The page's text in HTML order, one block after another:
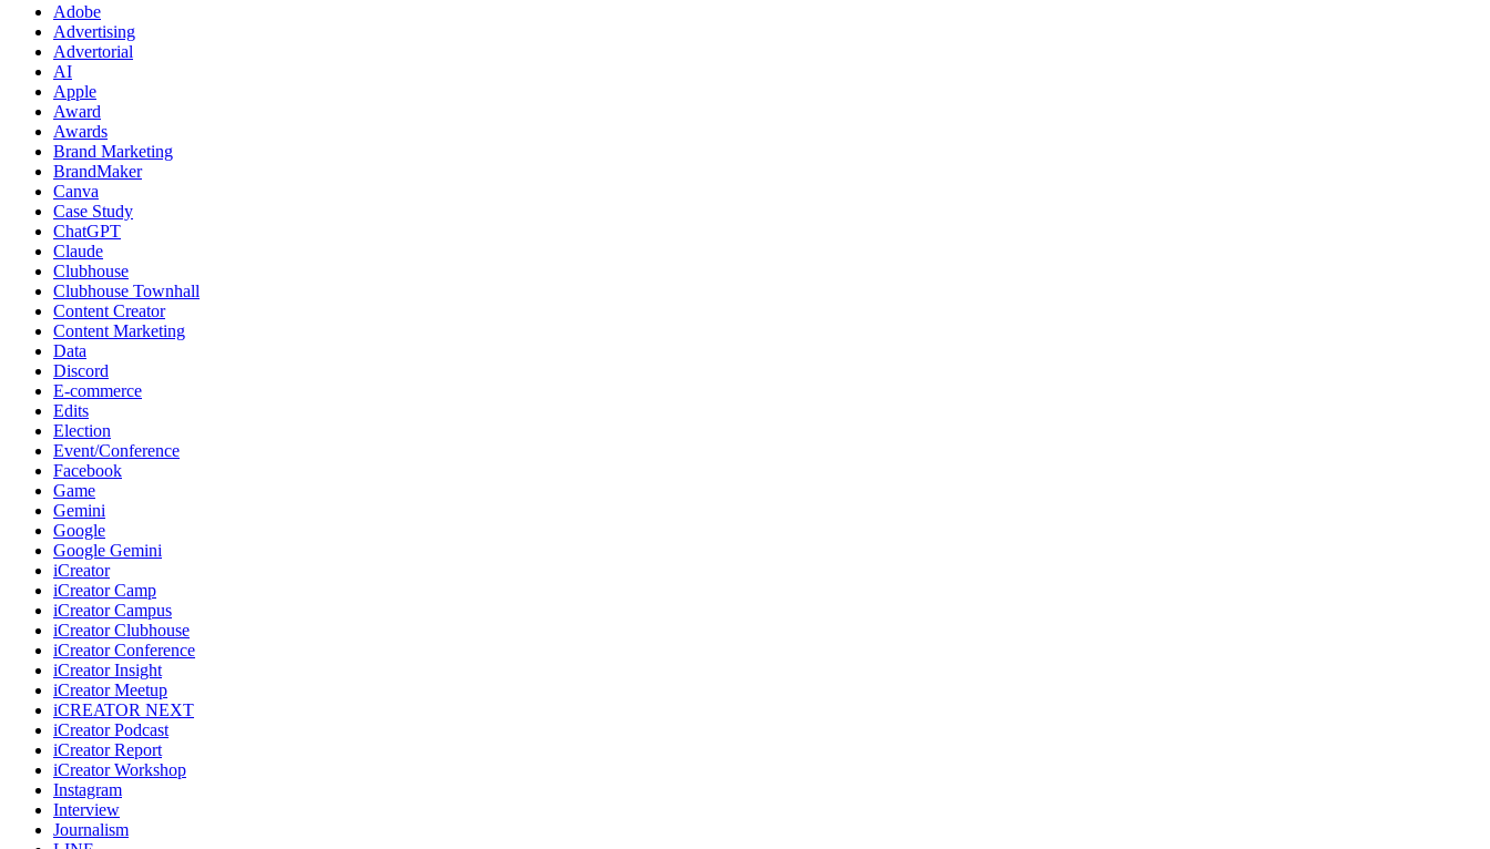
Adobe
Advertising
Advertorial
AI
Apple
Award
Awards
Brand Marketing
BrandMaker
Canva
Case Study
ChatGPT
Claude
Clubhouse
Clubhouse Townhall
Content Creator
Content Marketing
Data
Discord
E-commerce
Edits
Election
Event/Conference
Facebook
Game
Gemini
Google
Google Gemini
iCreator
iCreator Camp
iCreator Campus
iCreator Clubhouse
iCreator Conference
iCreator Insight
iCreator Meetup
iCREATOR NEXT
iCreator Podcast
iCreator Report
iCreator Workshop
Instagram
Interview
Journalism